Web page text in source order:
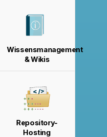
Wissensmanagement
& Wikis
Repository-
Hosting